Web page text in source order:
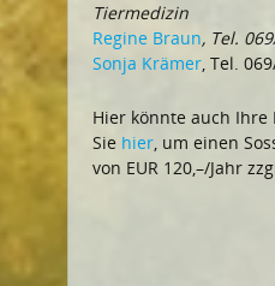
Tiermedizin
Regine Braun, Tel.
Sonja Krämer, Tel.
Hier könnte auch Ihre
Sie hier, um einen
von EUR 120,–/Jahr